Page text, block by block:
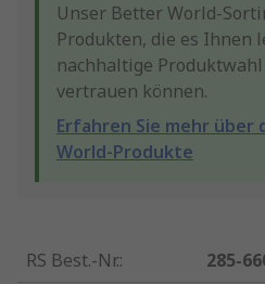
Unser Better World-
Produkten, die es Ihnen
nachhaltige
vertrauen können.
Erfahren Sie mehr über
World-Produkte
RS Best.-Nr.:
285-